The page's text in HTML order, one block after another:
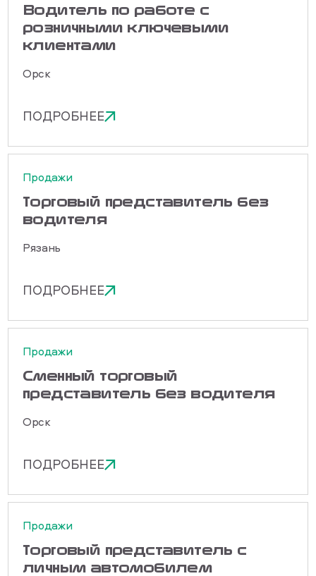
Водитель по работе с
розничными ключевыми
клиентами
Орск
ПОДРОБНЕЕ
Продажи
Торговый представитель без
водителя
Рязань
ПОДРОБНЕЕ
Продажи
Сменный торговый
представитель без водителя
Орск
ПОДРОБНЕЕ
Продажи
Торговый представитель с
личным автомобилем